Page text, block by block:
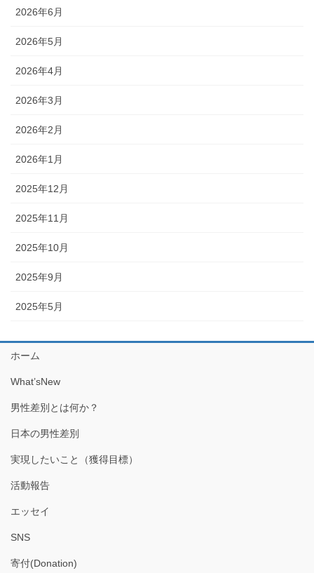
2026年6月
2026年5月
2026年4月
2026年3月
2026年2月
2026年1月
2025年12月
2025年11月
2025年10月
2025年9月
2025年5月
ホーム
What’sNew
男性差別とは何か？
日本の男性差別
実現したいこと（獲得目標）
活動報告
エッセイ
SNS
寄付(Donation)